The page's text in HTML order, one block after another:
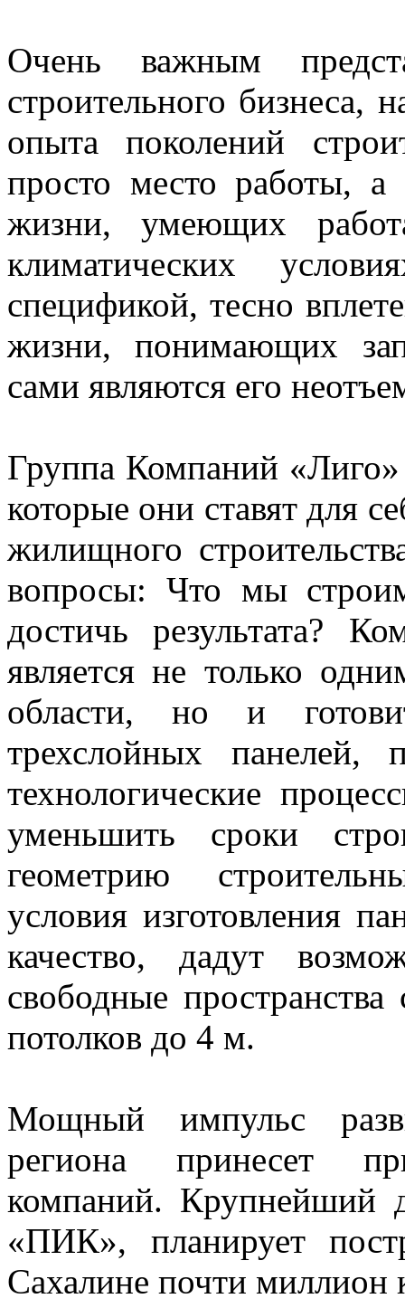
Очень важным
строительного бизнеса,
опыта поколений
просто место работы, а
жизни, умеющих
климатических
спецификой, тесно
жизни, понимающих
сами являются его
Группа Компаний
которые они ставят для
жилищного
вопросы: Что мы
достичь результата?
является не только
области, но и
трехслойных панелей,
технологические
уменьшить сроки
геометрию
условия изготовления
качество, дадут
свободные
потолков до 4 м.
Мощный импульс
региона принесет
компаний. Крупнейший
«ПИК», планирует
Сахалине почти миллион